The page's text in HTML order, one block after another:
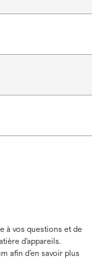
à vos questions et de
d’appareils.
afin d’en savoir plus